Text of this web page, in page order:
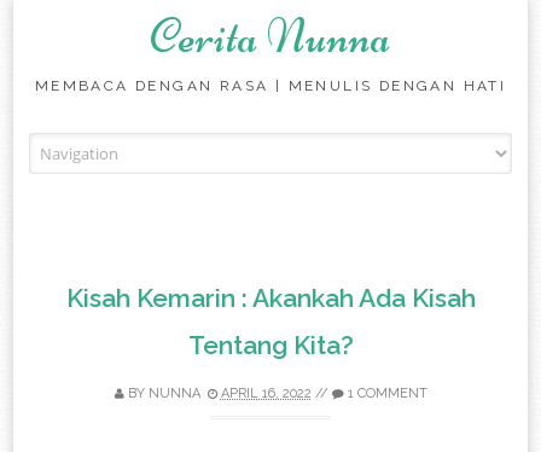
Cerita Nunna
MEMBACA DENGAN RASA | MENULIS DENGAN HATI
Kisah Kemarin : Akankah Ada Kisah
Tentang Kita?
BY NUNNA APRIL 16, 2022 // 1 COMMENT